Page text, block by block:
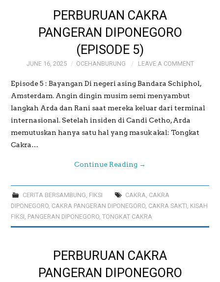
PERBURUAN CAKRA
PANGERAN DIPONEGORO
(EPISODE 5)
JUNE 16, 2025 OCEHANBURUNG LEAVE A COMMENT
Episode 5 : Bayangan Di negeri asing Bandara Schiphol,
Amsterdam. Angin dingin musim semi menyambut
langkah Arda dan Rani saat mereka keluar dari terminal
internasional. Setelah insiden di Candi Cetho, Arda
memutuskan hanya satu hal yang masuk akal: Tongkat
Cakra…
Continue Reading →
CERITA BERSAMBUNG, FIKSI CAKRA, CAKRA
DIPONEGORO, CAKRA PANGERAN DIPONEGORO, CAKRA SAKTI, KISAH
FIKSI, PANGERAN DIPONEGORO,TONGKAT CAKRA
PERBURUAN CAKRA
PANGERAN DIPONEGORO